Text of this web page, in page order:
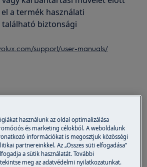
a termék használati
biztonsági
support/user-manuals/
javítási vagy karbantartási
kapcsolja ki a készüléket és
a konnektorból.
használunk az oldal optimalizálása
és marketing célokból. A weboldalunk
információkat is megosztjuk közösségi
partnereinkkel. Az „Összes süti elfogadása”
a sütik használatát. További
meg az adatvédelmi nyilatkozatunkat.